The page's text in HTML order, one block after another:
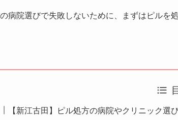
病院選びで失敗しないために、まずはピルを
【新江古田】ピル処方の病院やクリニック選